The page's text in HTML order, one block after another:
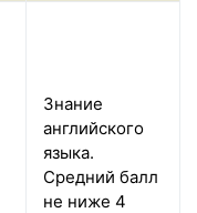
Знание
английского
языка.
Средний балл
не ниже 4